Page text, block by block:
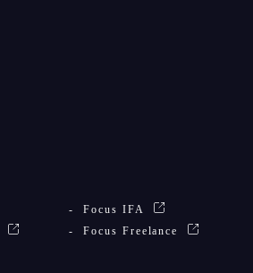
Focus IFA
Focus Freelance